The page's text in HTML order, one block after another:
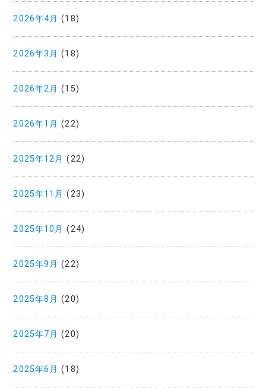
2026年4月 (18)
2026年3月 (18)
2026年2月 (15)
2026年1月 (22)
2025年12月 (22)
2025年11月 (23)
2025年10月 (24)
2025年9月 (22)
2025年8月 (20)
2025年7月 (20)
2025年6月 (18)